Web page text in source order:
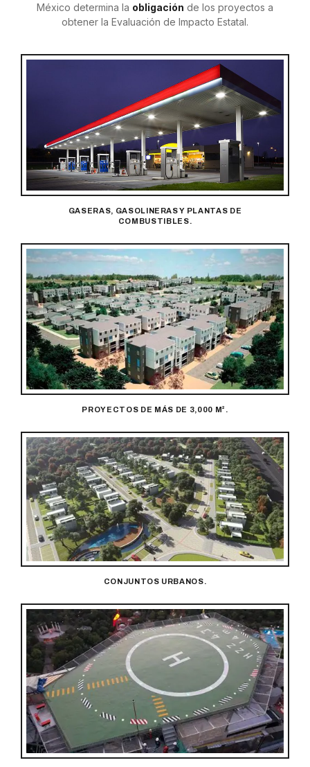
México determina la obligación de los proyectos a
obtener la Evaluación de Impacto Estatal.
GASERAS, GASOLINERAS Y PLANTAS DE
COMBUSTIBLES.
PROYECTOS DE MÁS DE 3,000 M².
CONJUNTOS URBANOS.